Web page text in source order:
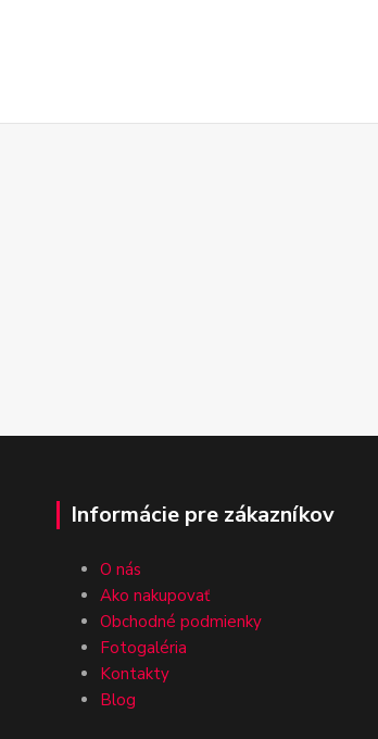
Informácie pre zákazníkov
O nás
Ako nakupovať
Obchodné podmienky
Fotogaléria
Kontakty
Blog